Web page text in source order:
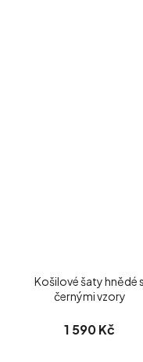
Košilové šaty hnědé s
černými vzory
1 590 Kč